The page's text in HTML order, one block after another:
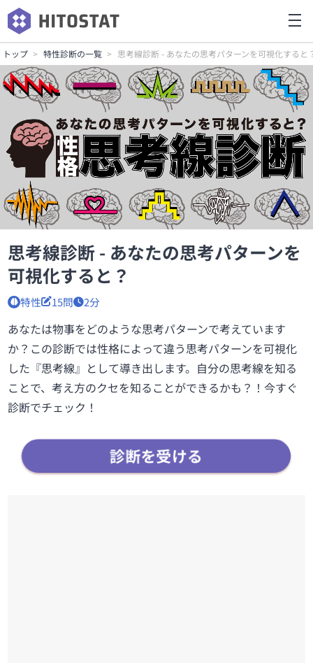
トップ 特性診断の一覧 思考線診断 - あなたの思考パターンを可視化すると
思考線診断 - あなたの思考パターンを
可視化すると？
特性 15問 2分
あなたは物事をどのような思考パターンで考えています
か？この診断では性格によって違う思考パターンを可視化
した『思考線』として導き出します。自分の思考線を知る
ことで、考え方のクセを知ることができるかも？！今すぐ
診断でチェック！
診断を受ける